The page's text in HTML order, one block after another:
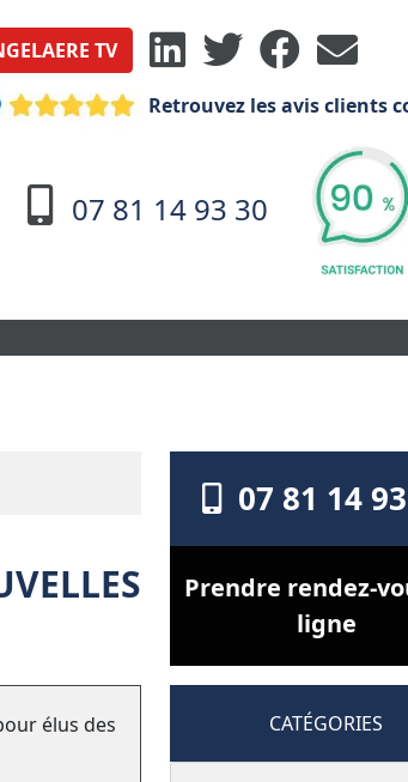
TV
Retrouvez les avis clients
07 81 14 93 30
élus des
07 81 14
Prendre rendez-
ligne
CATÉGORIES